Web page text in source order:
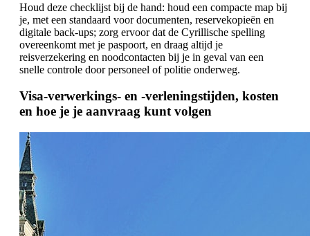
Houd deze checklijst bij de hand: houd een compacte map bij
je, met een standaard voor documenten, reservekopieën en
digitale back-ups; zorg ervoor dat de Cyrillische spelling
overeenkomt met je paspoort, en draag altijd je
reisverzekering en noodcontacten bij je in geval van een
snelle controle door personeel of politie onderweg.
Visa-verwerkings- en -verleningstijden, kosten
en hoe je je aanvraag kunt volgen